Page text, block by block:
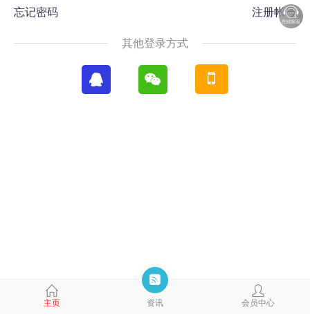
忘记密码 注册帐号
其他登录方式
主页 资讯 会员中心